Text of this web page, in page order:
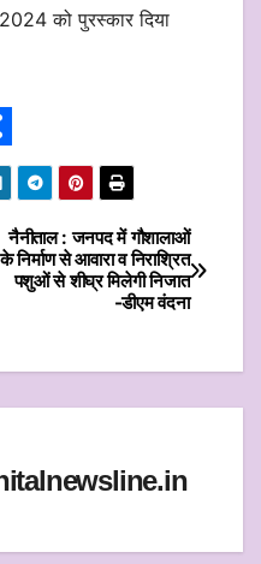
को पुरस्कार दिया
नैनीताल : जनपद में गौशालाओं
के निर्माण से आवारा व निराश्रित
पशुओं से शीघ्र मिलेगी निजात
-डीएम वंदना